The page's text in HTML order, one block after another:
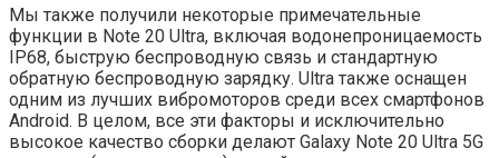
Мы также получили некоторые примечательные
функции в Note 20 Ultra, включая водонепроницаемость
IP68, быструю беспроводную связь и стандартную
обратную беспроводную зарядку. Ultra также оснащен
одним из лучших вибромоторов среди всех смартфонов
Android. В целом, все эти факторы и исключительно
высокое качество сборки делают Galaxy Note 20 Ultra 5G